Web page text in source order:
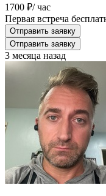
1700 ₽/ час
Первая встреча
Отправить заявку
Отправить заявку
3 месяца назад